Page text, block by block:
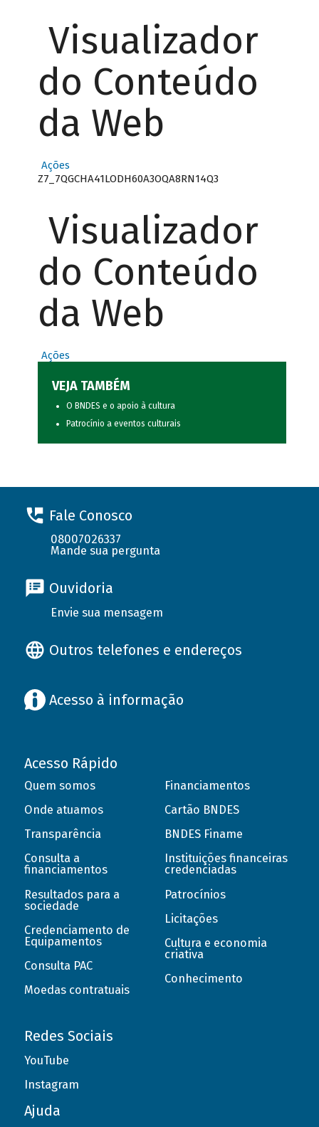
Visualizador
do Conteúdo
da Web
Ações
Z7_7QGCHA41LODH60A3OQA8RN14Q3
Visualizador
do Conteúdo
da Web
Ações
VEJA TAMBÉM
O BNDES e o apoio à cultura
Patrocínio a eventos culturais
Fale Conosco
08007026337
Mande sua pergunta
Ouvidoria
Envie sua mensagem
Outros telefones e endereços
Acesso à informação
Acesso Rápido
Quem somos
Onde atuamos
Transparência
Consulta a
financiamentos
Resultados para a
sociedade
Credenciamento de
Equipamentos
Consulta PAC
Moedas contratuais
Financiamentos
Cartão BNDES
BNDES Finame
Instituições financeiras
credenciadas
Patrocínios
Licitações
Cultura e economia
criativa
Conhecimento
Redes Sociais
YouTube
Instagram
Ajuda